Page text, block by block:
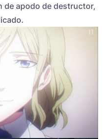
de apodo de destructor,